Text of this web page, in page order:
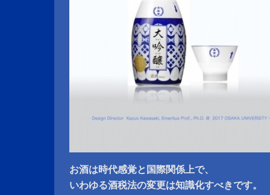
お酒は時代感覚と国際関係上で、
いわゆる酒税法の変更は知識化すべきです。